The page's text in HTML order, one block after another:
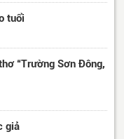
tuổi
“Trường Sơn Đông,
giả